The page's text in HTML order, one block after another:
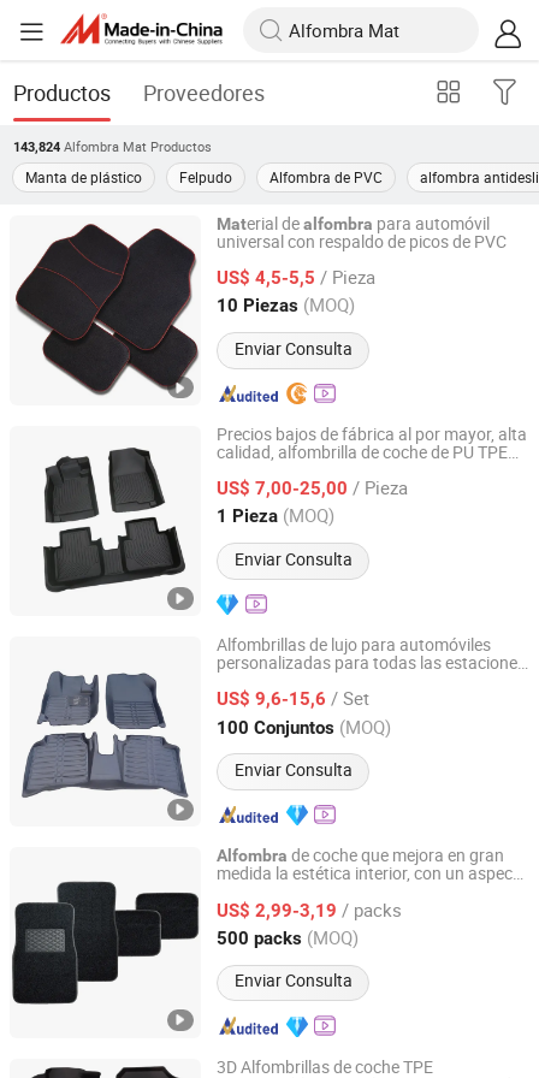
Productos Proveedores
143,824 Alfombra Mat Productos
Manta de plástico Felpudo Alfombra de PVC alfombra
Material dealfombra para automóvil
universal con respaldo de picos de PVC
US$ 4,5-5,5 / Pieza
10 Piezas (MOQ)
Enviar Consulta
Shandong Yingshi Autoparts Co., Ltd.
Shandong, China Desde 2024
Precios bajos de fábrica al por mayor, alta
calidad, alfombrilla de coche de PU TPE
antideslizante para el espacio para los
pies del vehículo, alfombrillas de goma de
cuero para el suelo del coche
US$ 7,00-25,00 / Pieza
1 Pieza (MOQ)
Enviar Consulta
Youo International Trade Co., Ltd.
Anhui, China Desde 2025
Alfombrillas de lujo para automóviles
personalizadas para todas las estaciones
US$ 9,6-15,6 / Set
100 Conjuntos (MOQ)
Enviar Consulta
Linyi HUAYANG AUTO Accessories Co., Ltd.
Shandong, China Desde 2025
Alfombra de coche que mejora en gran
medida la estética interior, con un aspecto
US$ 2,99-3,19 / packs
500 packs (MOQ)
Enviar Consulta
Shanghai Autobuy Industry (Group) Co., Ltd
Shanghai, China Desde 2025
3D Alfombrillas de coche TPE